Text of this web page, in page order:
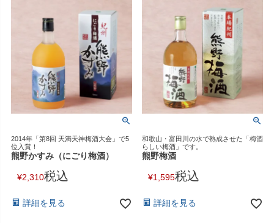
2014年「第8回 天満天神梅酒大会」で5
位入賞！
熊野かすみ（にごり梅酒）
¥2,310税込
詳細を見る
和歌山・富田川の水で熟成させた「梅酒
らしい梅酒」です。
熊野梅酒
¥1,595税込
詳細を見る